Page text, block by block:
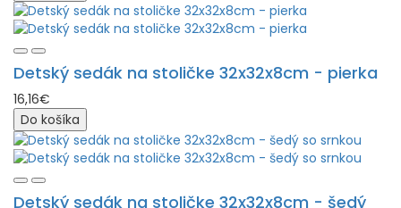
Detský sedák na stoličke 32x32x8cm - pierka
16,16€
Do košíka
Detský sedák na stoličke 32x32x8cm - šedý